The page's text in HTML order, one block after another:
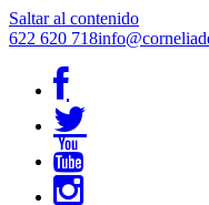
Saltar al contenido
622 620 718